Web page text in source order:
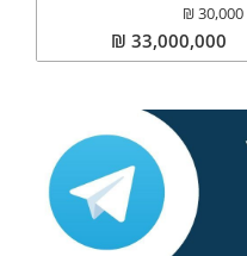
30,000
₪
33,000,000
₪